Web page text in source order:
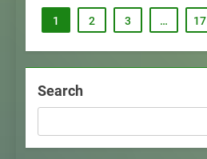
1 2 3 … 17
Search